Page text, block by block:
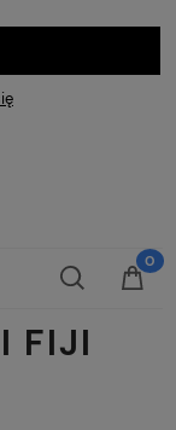
FIJI